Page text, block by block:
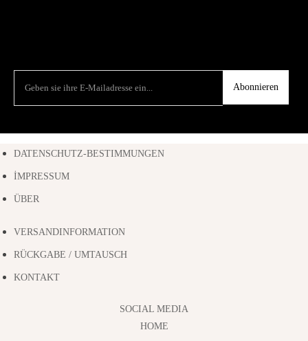
Abonnieren
DATENSCHUTZ-BESTIMMUNGEN
İMPRESSUM
ÜBER
VERSANDINFORMATION
RÜCKGABE / UMTAUSCH
KONTAKT
SOCIAL MEDIA
HOME